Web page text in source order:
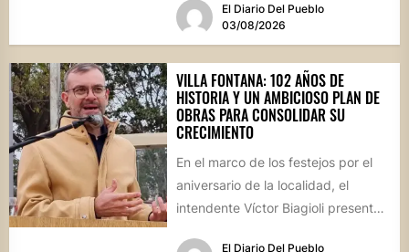
El Diario Del Pueblo
03/08/2026
VILLA FONTANA: 102 AÑOS DE
HISTORIA Y UN AMBICIOSO PLAN DE
OBRAS PARA CONSOLIDAR SU
CRECIMIENTO
En el marco de los festejos por el
aniversario de la localidad, el
intendente Víctor Biagioli presentó
El Diario Del Pueblo